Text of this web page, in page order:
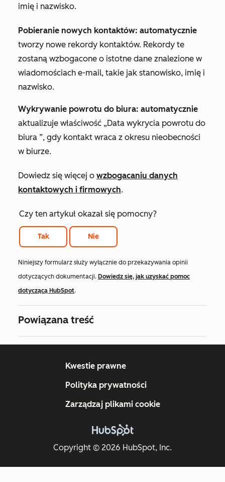
imię i nazwisko.
Pobieranie nowych kontaktów: automatycznie
tworzy nowe rekordy kontaktów. Rekordy te
zostaną wzbogacone o istotne dane znalezione w
wiadomościach e-mail, takie jak stanowisko, imię i
nazwisko.
Wykrywanie powrotu do biura: automatycznie
aktualizuje właściwość „Data wykrycia powrotu do
biura ”, gdy kontakt wraca z okresu nieobecności
w biurze.
Dowiedz się więcej o wzbogacaniu danych
kontaktowych i firmowych.
Czy ten artykuł okazał się pomocny?
Tak Nie
Niniejszy formularz służy wyłącznie do przekazywania opinii
dotyczących dokumentacji. Dowiedz się, jak uzyskać pomoc
dotyczącą HubSpot.
Powiązana treść
Copyright © 2026 HubSpot, Inc.
Kwestie prawne
Polityka prywatności
Zarządzaj plikami cookie